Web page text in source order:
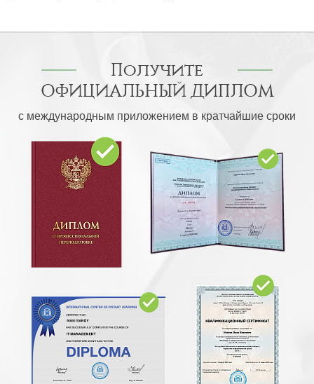
Получите
ОФИЦИАЛЬНЫЙ ДИПЛОМ
с международным приложением в кратчайшие сроки